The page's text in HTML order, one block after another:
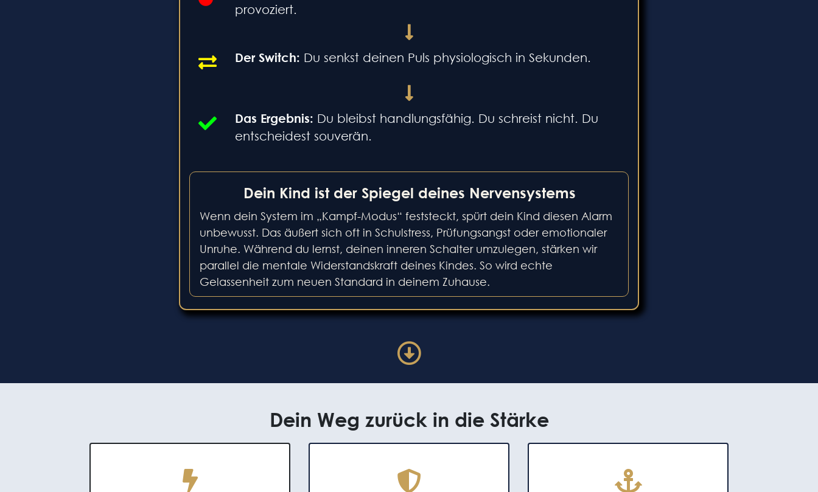
provoziert.
Der Switch: Du senkst deinen Puls physiologisch in Sekunden.
Das Ergebnis: Du bleibst handlungsfähig. Du schreist nicht. Du
entscheidest souverän.
Dein Kind ist der Spiegel deines Nervensystems
Wenn dein System im „Kampf-Modus“ feststeckt, spürt dein Kind diesen Alarm
unbewusst. Das äußert sich oft in Schulstress, Prüfungsangst oder emotionaler
Unruhe. Während du lernst, deinen inneren Schalter umzulegen, stärken wir
parallel die mentale Widerstandskraft deines Kindes. So wird echte
Gelassenheit zum neuen Standard in deinem Zuhause.
Dein Weg zurück in die Stärke